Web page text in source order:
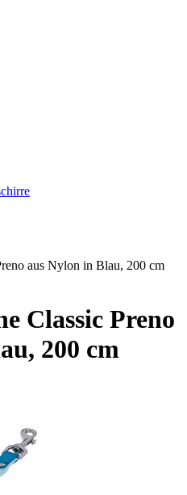
aus Nylon in Blau, 200 cm
Classic Preno
200 cm